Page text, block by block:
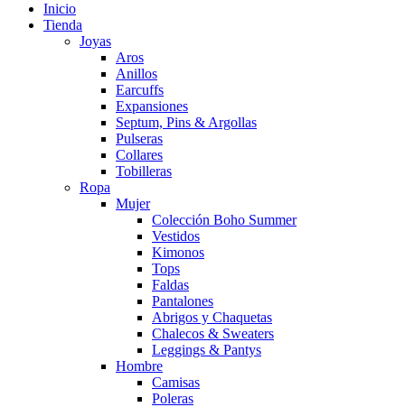
Inicio
Tienda
Joyas
Aros
Anillos
Earcuffs
Expansiones
Septum, Pins & Argollas
Pulseras
Collares
Tobilleras
Ropa
Mujer
Colección Boho Summer
Vestidos
Kimonos
Tops
Faldas
Pantalones
Abrigos y Chaquetas
Chalecos & Sweaters
Leggings & Pantys
Hombre
Camisas
Poleras